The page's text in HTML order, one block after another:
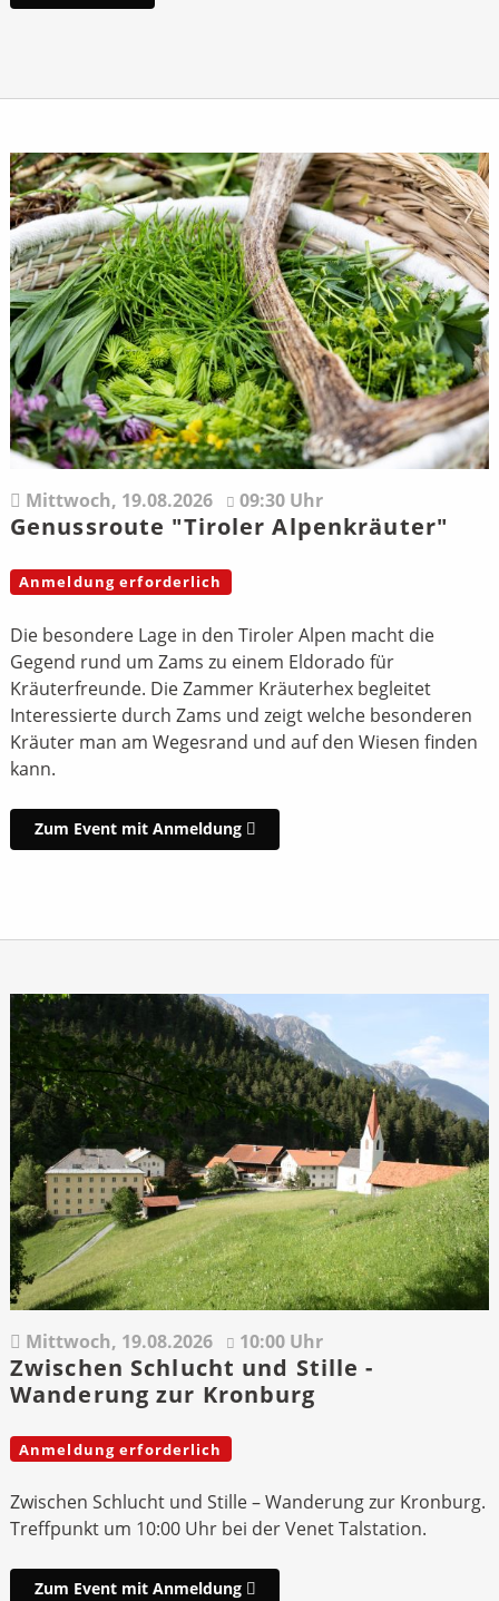
Mittwoch, 19.08.2026 09:30 Uhr
Genussroute "Tiroler Alpenkräuter"
Anmeldung erforderlich
Die besondere Lage in den Tiroler Alpen macht die
Gegend rund um Zams zu einem Eldorado für
Kräuterfreunde. Die Zammer Kräuterhex begleitet
Interessierte durch Zams und zeigt welche besonderen
Kräuter man am Wegesrand und auf den Wiesen finden
kann.
Zum Event mit Anmeldung
Mittwoch, 19.08.2026 10:00 Uhr
Zwischen Schlucht und Stille -
Wanderung zur Kronburg
Anmeldung erforderlich
Zwischen Schlucht und Stille – Wanderung zur Kronburg.
Treffpunkt um 10:00 Uhr bei der Venet Talstation.
Zum Event mit Anmeldung